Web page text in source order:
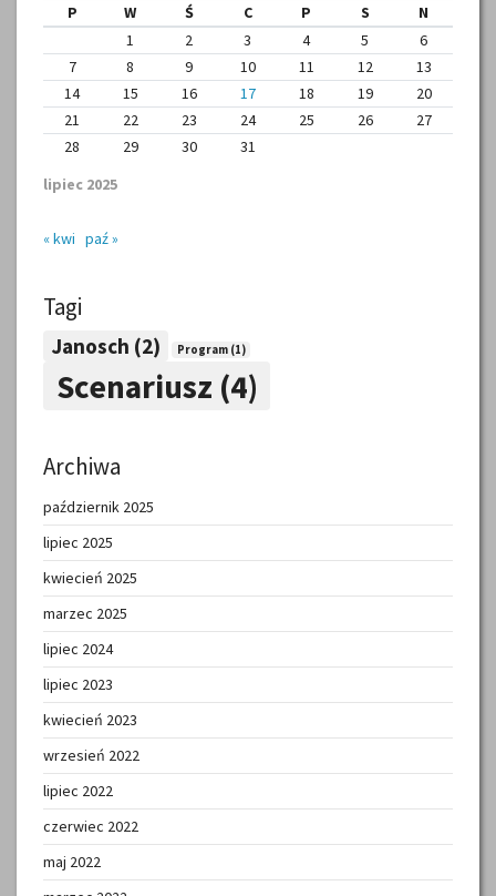
lipiec 2025
P W Ś C P S
N
1
2 3 4 5
6
7
8 9 10 11 12
13
14
15 16 17 18 19
20
21
22 23 24 25 26
27
28
29 30 31
« kwi paź »
Tagi
Janosch (2) Program(1)
Scenariusz (4)
Archiwa
październik 2025
lipiec 2025
kwiecień 2025
marzec 2025
lipiec 2024
lipiec 2023
kwiecień 2023
wrzesień 2022
lipiec 2022
czerwiec 2022
maj 2022